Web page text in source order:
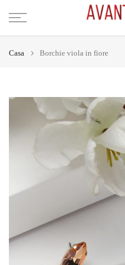
Vai
Casa Borchie viola in fiore